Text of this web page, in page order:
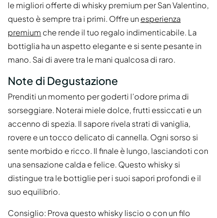
le migliori offerte di whisky premium per San Valentino,
questo è sempre tra i primi. Offre un esperienza
premium che rende il tuo regalo indimenticabile. La
bottiglia ha un aspetto elegante e si sente pesante in
mano. Sai di avere tra le mani qualcosa di raro.
Note di Degustazione
Prenditi un momento per goderti l’odore prima di
sorseggiare. Noterai miele dolce, frutti essiccati e un
accenno di spezia. Il sapore rivela strati di vaniglia,
rovere e un tocco delicato di cannella. Ogni sorso si
sente morbido e ricco. Il finale è lungo, lasciandoti con
una sensazione calda e felice. Questo whisky si
distingue tra le bottiglie per i suoi sapori profondi e il
suo equilibrio.
Consiglio: Prova questo whisky liscio o con un filo